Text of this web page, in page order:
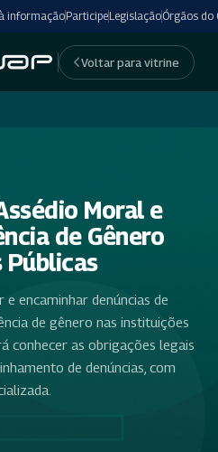
informaçãoParticipeLegislaçãoÓrgãos do
Voltar para vitrine
Moral e
de Gênero
e encaminhar denúncias de
de gênero nas instituições
conhecer as obrigações legais
de denúncias, com